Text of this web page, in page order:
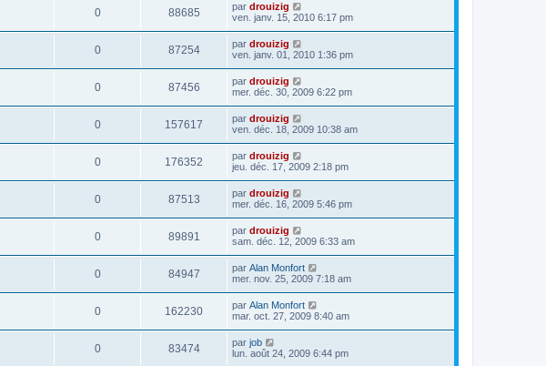
0 88685 par drouizig
ven. janv. 15, 2010 6:17 pm
0 87254 par drouizig
ven. janv. 01, 2010 1:36 pm
0 87456 par drouizig
mer. déc. 30, 2009 6:22 pm
0 157617 par drouizig
ven. déc. 18, 2009 10:38 am
0 176352 par drouizig
jeu. déc. 17, 2009 2:18 pm
0 87513 par drouizig
mer. déc. 16, 2009 5:46 pm
0 89891 par drouizig
sam. déc. 12, 2009 6:33 am
0 84947 par Alan Monfort
mer. nov. 25, 2009 7:18 am
0 162230 par Alan Monfort
mar. oct. 27, 2009 8:40 am
0 83474 par job
lun. août 24, 2009 6:44 pm